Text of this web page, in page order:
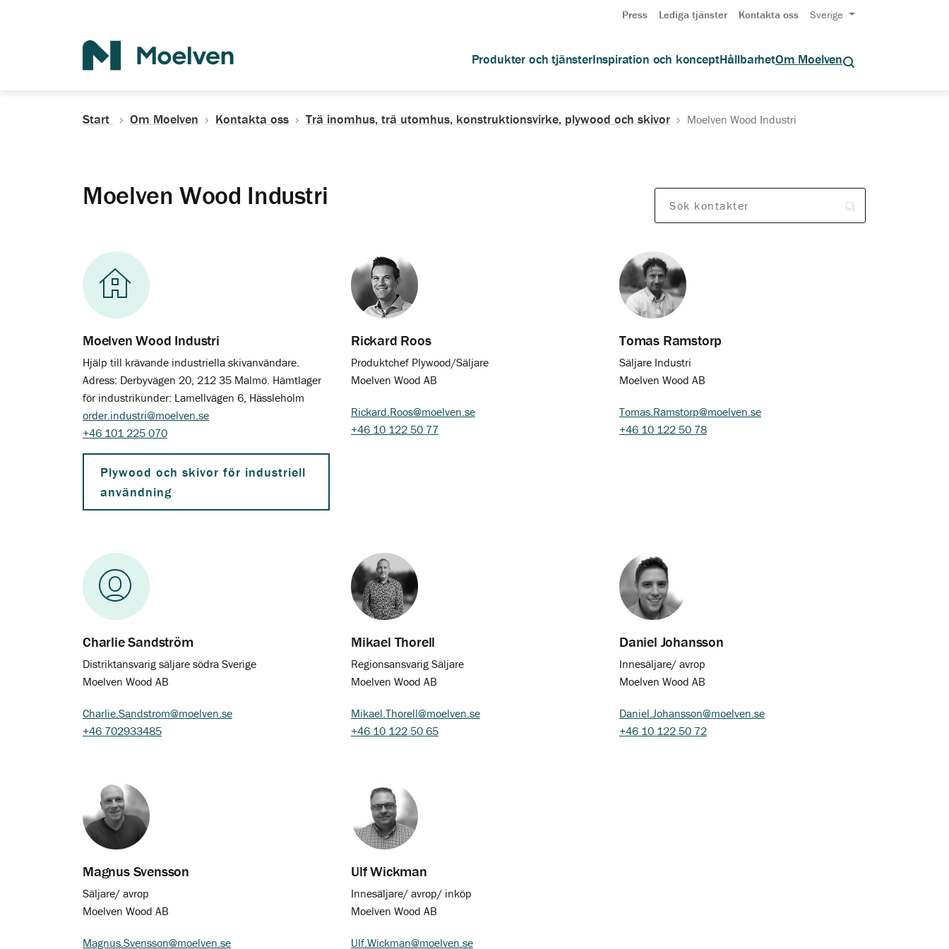
Press Lediga tjänster Kontakta oss Sverige
Produkter och tjänsterInspiration och konceptHållbarhetOm Moelven
Start Om Moelven Kontakta oss Trä inomhus, trä utomhus, konstruktionsvirke, plywood och skivor Moelven Wood Industri
Moelven Wood Industri
Sök kontakter
Moelven Wood Industri
Hjälp till krävande industriella skivanvändare.
Adress: Derbyvägen 20, 212 35 Malmö. Hämtlager
för industrikunder: Lamellvägen 6, Hässleholm
order.industri@moelven.se
+46 101 225 070
Plywood och skivor för industriell
användning
Rickard Roos
Produktchef Plywood/Säljare
Moelven Wood AB
Rickard.Roos@moelven.se
+46 10 122 50 77
Tomas Ramstorp
Säljare Industri
Moelven Wood AB
Tomas.Ramstorp@moelven.se
+46 10 122 50 78
Charlie Sandström
Distriktansvarig säljare södra Sverige
Moelven Wood AB
Charlie.Sandstrom@moelven.se
+46 702933485
Mikael Thorell
Regionsansvarig Säljare
Moelven Wood AB
Mikael.Thorell@moelven.se
+46 10 122 50 65
Daniel Johansson
Innesäljare/ avrop
Moelven Wood AB
Daniel.Johansson@moelven.se
+46 10 122 50 72
Magnus Svensson
Säljare/ avrop
Moelven Wood AB
Magnus.Svensson@moelven.se
Ulf Wickman
Innesäljare/ avrop/ inköp
Moelven Wood AB
Ulf.Wickman@moelven.se